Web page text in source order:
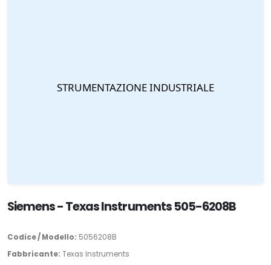
Siemens - Texas Instruments 505-6208B
Codice / Modello: 5056208B
Fabbricante: Texas Instruments